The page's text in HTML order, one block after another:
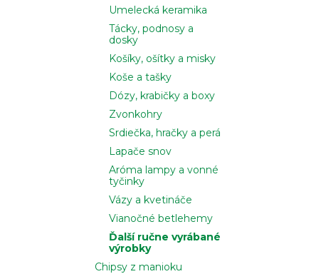
Umelecká keramika
Tácky, podnosy a
dosky
Košíky, ošítky a misky
Koše a tašky
Dózy, krabičky a boxy
Zvonkohry
Srdiečka, hračky a perá
Lapače snov
Aróma lampy a vonné
tyčinky
Vázy a kvetináče
Vianočné betlehemy
Ďalší ručne vyrábané
výrobky
Chipsy z manioku